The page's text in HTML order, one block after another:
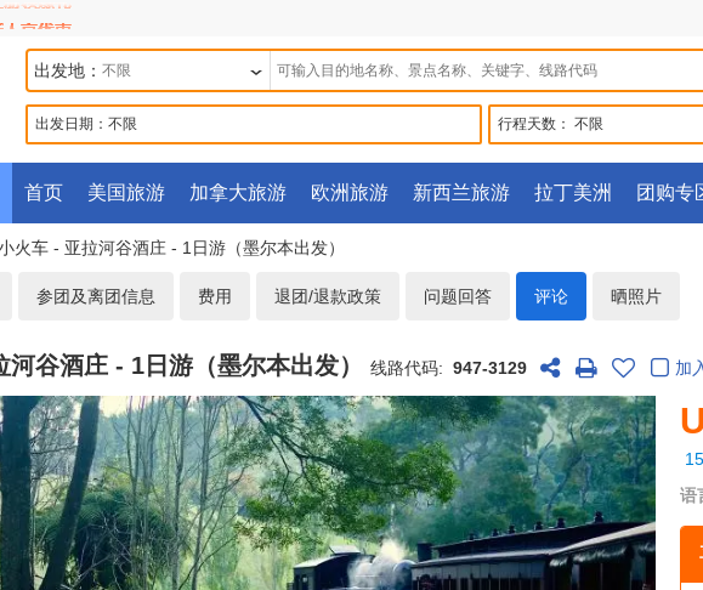
出发地：
出发日期： 不限 行程天数： 不限
首页 美国旅游 加拿大旅游 欧洲旅游 新西兰旅游 拉丁美洲 团购专
火车 - 亚拉河谷酒庄 - 1日游（墨尔本出发）
参团及离团信息 费用 退团/退款政策 问题回答 评论 晒照片
谷酒庄 - 1日游（墨尔本出发） 线路代码: 947-3129 加
语